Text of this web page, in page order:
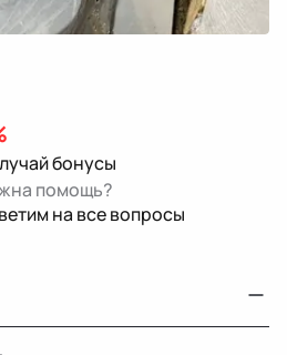
бонусы
помощь?
на все вопросы